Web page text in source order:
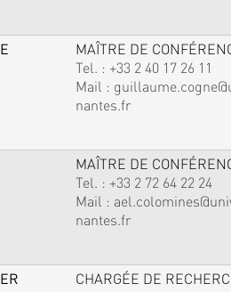
MAÎTRE DE
Tel. : +33 2 40 17 26 11
Mail :
nantes.fr
MAÎTRE DE
Tel. : +33 2 72 64 22 24
Mail :
nantes.fr
CHARGÉE DE